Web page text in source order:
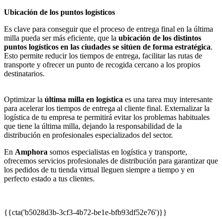
Ubicación de los puntos logísticos
Es clave para conseguir que el proceso de entrega final en la última
milla pueda ser más eficiente, que la ubicación de los distintos
puntos logísticos en las ciudades se sitúen de forma estratégica.
Esto permite reducir los tiempos de entrega, facilitar las rutas de
transporte y ofrecer un punto de recogida cercano a los propios
destinatarios.
Optimizar la última milla en logística es una tarea muy interesante
para acelerar los tiempos de entrega al cliente final. Externalizar la
logística de tu empresa te permitirá evitar los problemas habituales
que tiene la última milla, dejando la responsabilidad de la
distribución en profesionales especializados del sector.
En Amphora somos especialistas en logística y transporte,
ofrecemos servicios profesionales de distribución para garantizar que
los pedidos de tu tienda virtual lleguen siempre a tiempo y en
perfecto estado a tus clientes.
{{cta('b5028d3b-3cf3-4b72-be1e-bfb93df52e76')}}